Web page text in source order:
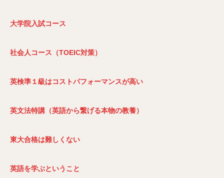
大学院入試コース
社会人コース（TOEIC対策）
英検準１級はコストパフォーマンスが高い
英文法特講（英語から繋げる本物の教養）
東大合格は難しくない
英語を学ぶということ